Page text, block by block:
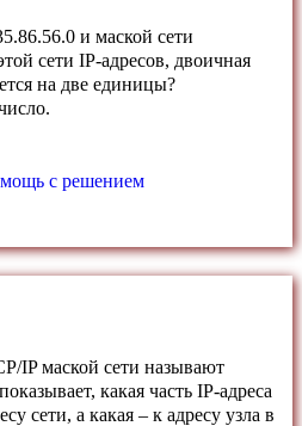
и маской сети
сети IP-адресов, двоичная
на две единицы?
с решением
IP маской сети называют
какая часть IP-адреса
сети, а какая – к адресу узла в